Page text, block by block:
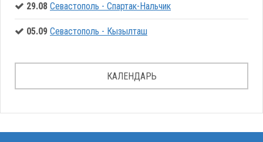
29.08 Севастополь - Спартак-Нальчик
05.09 Севастополь - Кызылташ
КАЛЕНДАРЬ